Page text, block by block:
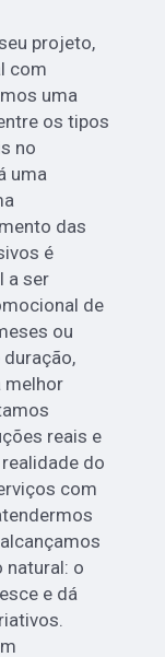
projeto,
com
uma
os tipos
no
uma
das
é
a ser
de
ou
melhor
reais e
do
com
natural: o
e dá